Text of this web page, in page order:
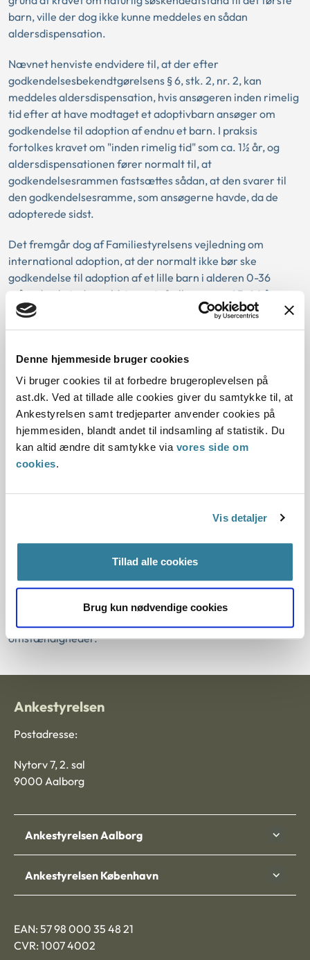
Denne hjemmeside bruger cookies
Vi bruger cookies til at forbedre brugeroplevelsen på
ast.dk. Ved at tillade alle cookies giver du samtykke til, at
Ankestyrelsen samt tredjeparter anvender cookies på
hjemmesiden, blandt andet til indsamling af statistik. Du
kan altid ændre dit samtykke via vores side om
cookies.
Vis detaljer
Tillad alle cookies
Brug kun nødvendige cookies
barn, ville der dog ikke kunne meddeles en sådan
aldersdispensation.
Nævnet henviste endvidere til, at der efter
godkendelsesbekendtgørelsens § 6, stk. 2, nr. 2, kan
meddeles aldersdispensation, hvis ansøgeren inden rimelig
tid efter at have modtaget et adoptivbarn ansøger om
godkendelse til adoption af endnu et barn. I praksis
fortolkes kravet om "inden rimelig tid" som ca. 1½ år, og
aldersdispensationen fører normalt til, at
godkendelsesrammen fastsættes sådan, at den svarer til
den godkendelsesramme, som ansøgerne havde, da de
adopterede sidst.
Det fremgår dog af Familiestyrelsens vejledning om
international adoption, at der normalt ikke bør ske
godkendelse til adoption af et lille barn i alderen 0-36
måneder, hvis den ældste ægtefælle er over 45-46 år,
hvilket gælder uanset den yngste ægtefælles alder. Den
maksimale grænse på 45-46 års aldersforskel skal efter
ægtefælles alder på ansøgningstidspunktet maksimalt må
overskride barnets alder med 45 år og 364 dage.
I sagen betød den ældste ægtefælles alder på
ansøgningstidspunktet, at ansøgerne – uanset at de havde
indgivet ansøgningen om godkendelse til barn nr. 2 inden
1½ år efter hjemtagelsen af deres første barn – ikke på ny
36 måneder, idet den ældste ægtefælle da ville være 48 år
omstændigheder i sagen, at det kunne medføre
godkendelsesbekendtgørelsens § 6, stk. 2, nr. 3. Hensynet
til, at ansøgeres øvrige børn kan få søskende, udgør således
omstændigheder.
Ankestyrelsen
Postadresse:
Nytorv 7, 2. sal
9000 Aalborg
Ankestyrelsen Aalborg
Ankestyrelsen København
EAN: 57 98 000 35 48 21
CVR: 1007 4002